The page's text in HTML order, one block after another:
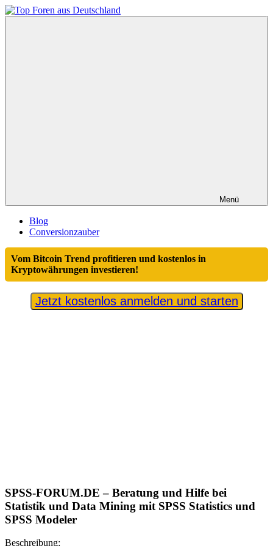
Zum
Inhalt
Menü
Blog
Conversionzauber
Vom Bitcoin Trend profitieren und kostenlos in
Kryptowährungen investieren!
Jetzt kostenlos anmelden und starten
SPSS-FORUM.DE – Beratung und Hilfe bei
Statistik und Data Mining mit SPSS Statistics und
SPSS Modeler
Beschreibung: